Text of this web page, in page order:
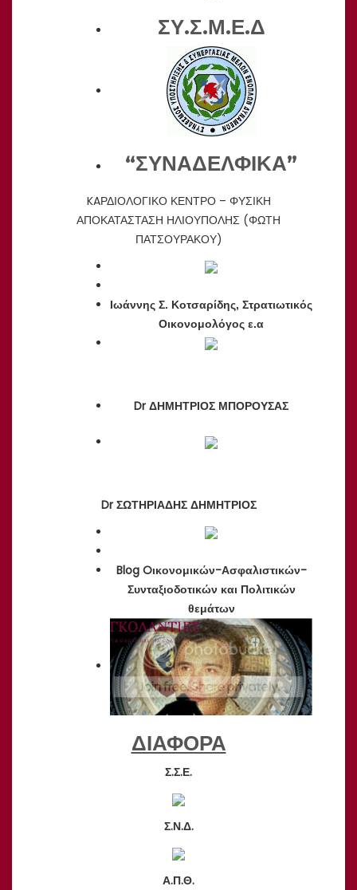
ΣΥ.Σ.Μ.Ε.Δ
“ΣΥΝΑΔΕΛΦΙΚΑ”
KAΡΔΙΟΛΟΓΙΚΟ ΚΕΝΤΡΟ – ΦΥΣΙΚΗ
ΑΠΟΚΑΤΑΣΤΑΣΗ ΗΛΙΟΥΠΟΛΗΣ (ΦΩΤΗ
ΠΑΤΣΟΥΡΑΚΟΥ)
Ιωάννης Σ. Κοτσαρίδης, Στρατιωτικός
Οικονομολόγος ε.α
Dr ΔΗΜΗΤΡΙΟΣ ΜΠΟΡΟΥΣΑΣ
Dr ΣΩΤΗΡΙΑΔΗΣ ΔΗΜΗΤΡΙΟΣ
Blog Oικονομικών-Ασφαλιστικών-
Συνταξιοδοτικών και Πολιτικών
θεμάτων
ΔΙΑΦΟΡΑ
Σ.Σ.Ε.
Σ.Ν.Δ.
Α.Π.Θ.